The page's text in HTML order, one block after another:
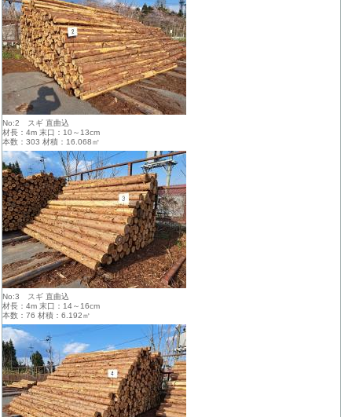
No:2 スギ 直曲込
材長：4m 末口：10～13cm
本数：303 材積：16.068㎥
No:3 スギ 直曲込
材長：4m 末口：14～16cm
本数：76 材積：6.192㎥